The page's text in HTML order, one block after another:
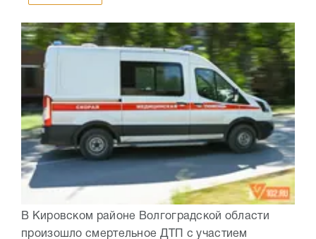
В Кировском районе Волгоградской области
произошло смертельное ДТП с участием